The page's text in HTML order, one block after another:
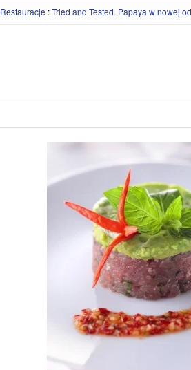
Restauracje :Tried and Tested. Papaya w nowej